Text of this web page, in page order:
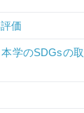
価
学のSDGsの取